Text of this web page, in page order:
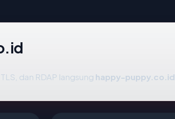
dan RDAP langsung happy-puppy.co.id